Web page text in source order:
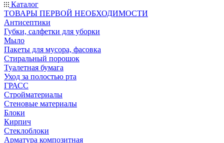
Каталог
ТОВАРЫ ПЕРВОЙ НЕОБХОДИМОСТИ
Антисептики
Губки, салфетки для уборки
Мыло
Пакеты для мусора, фасовка
Стиральный порошок
Туалетная бумага
Уход за полостью рта
ГРАСС
Стройматериалы
Стеновые материалы
Блоки
Кирпич
Стеклоблоки
Арматура композитная